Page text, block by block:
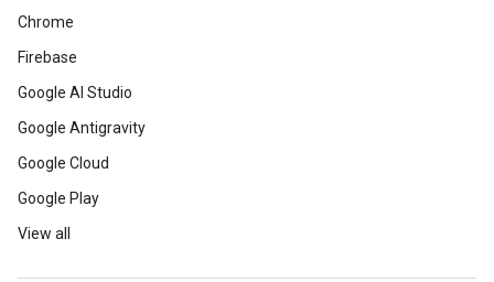
Chrome
Firebase
Google AI Studio
Google Antigravity
Google Cloud
Google Play
View all